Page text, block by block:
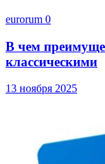
eurorum 0
В чем
классическими
13 ноября 2025